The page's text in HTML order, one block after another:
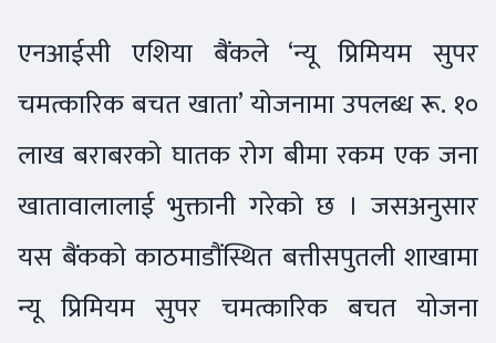
एनआईसी एशिया बैंकले ‘न्यू प्रिमियम सुपर
चमत्कारिक बचत खाता’ योजनामा उपलब्ध रू. १०
लाख बराबरको घातक रोग बीमा रकम एक जना
खातावालालाई भुक्तानी गरेको छ । जसअनुसार
यस बैंकको काठमाडौंस्थित बत्तीसपुतली शाखामा
न्यू प्रिमियम सुपर चमत्कारिक बचत योजना